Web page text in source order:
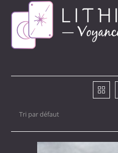
content
Tri par défaut